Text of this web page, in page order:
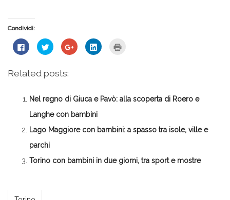
Condividi:
Fai
clic
su
Facebook
in
una
finestra)
Fai
clic
condividere
su
in
nuova
finestra)
Fai
clic
apre
in
nuova
finestra)
Fai
clic
apre
in
una
nuova
Related posts:
Nel regno di Giuca e Pavò: alla scoperta di Roero e
Langhe con bambini
Lago Maggiore con bambini: a spasso tra isole, ville e
parchi
Torino con bambini in due giorni, tra sport e mostre
*Alessia*